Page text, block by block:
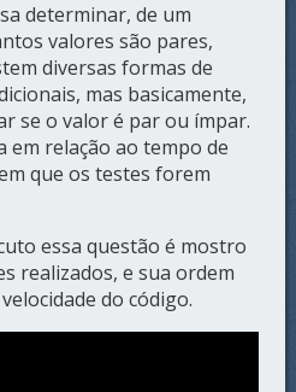
determinar, de um
valores são pares,
diversas formas de
mas basicamente,
se o valor é par ou ímpar.
em relação ao tempo de
que os testes forem
essa questão é mostro
realizados, e sua ordem
do código.